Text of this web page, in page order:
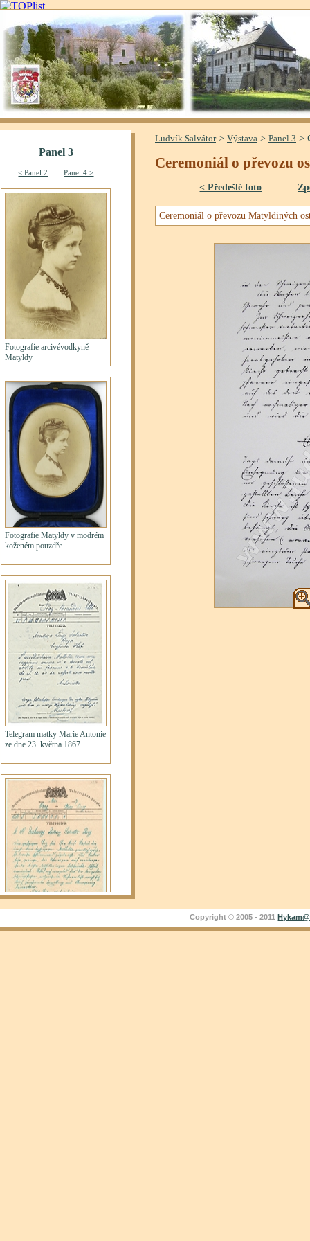
Ludvík Salvátor> Výstava > Panel 3 >
Ceremoniál o převozu
< Předešlé foto
Ceremoniál o převozu Matyldiných
Copyright © 2005 - 2011